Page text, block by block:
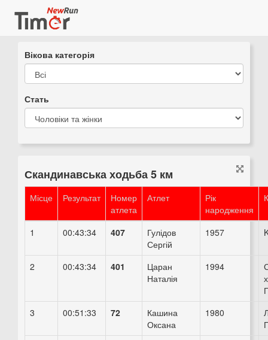
Вікова категорія
Стать
Скандинавська ходьба 5 км
Місце Результат
Номер
атлета
Атлет
Рік
народження
1 00:43:34 407
Гулідов
Сергій
1957
2 00:43:34 401
Царан
Наталія
1994
3
00:51:33 72
Кашина
Оксана
1980